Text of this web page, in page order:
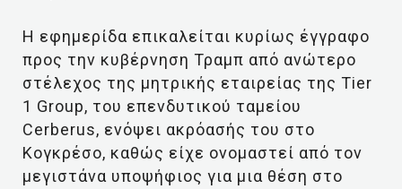
Η εφημερίδα επικαλείται κυρίως έγγραφο
προς την κυβέρνηση Τραμπ από ανώτερο
στέλεχος της μητρικής εταιρείας της Tier
1 Group, του επενδυτικού ταμείου
Cerberus, ενόψει ακρόασής του στο
Κογκρέσο, καθώς είχε ονομαστεί από τον
μεγιστάνα υποψήφιος για μια θέση στο